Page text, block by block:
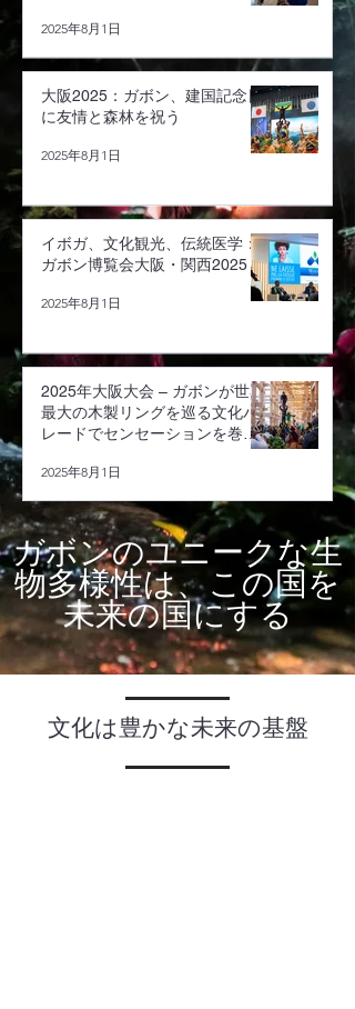
2025年8月1日
大阪2025：ガボン、建国記念日
に友情と森林を祝う
2025年8月1日
イボガ、文化観光、伝統医学：
ガボン博覧会大阪・関西2025
2025年8月1日
2025年大阪大会 – ガボンが世界
最大の木製リングを巡る文化パ
レードでセンセーションを巻き
2025年8月1日
ガボンのユニークな生
物多様性は、この国を
未来の国にする
文化は豊かな未来の基盤